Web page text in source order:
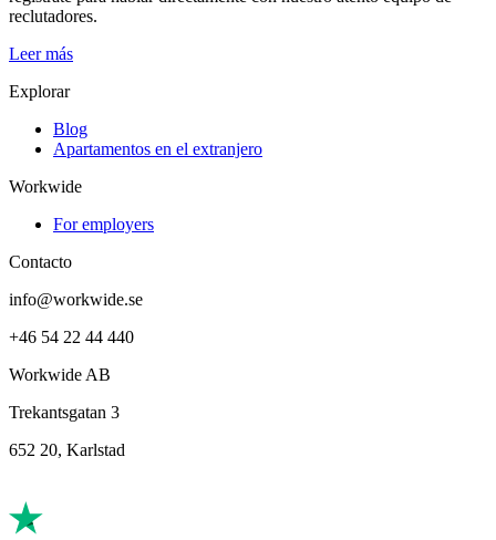
reclutadores.
Leer más
Explorar
Blog
Apartamentos en el extranjero
Workwide
For employers
Contacto
info@workwide.se
+46 54 22 44 440
Workwide AB
Trekantsgatan 3
652 20, Karlstad